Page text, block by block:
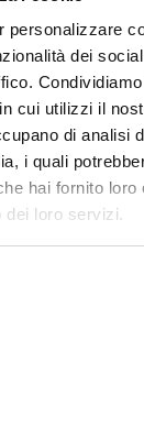
personalizzare
dei
cui utilizzi il
di analisi
i quali
hai fornito loro
dei loro servizi.
nei
questa zona,